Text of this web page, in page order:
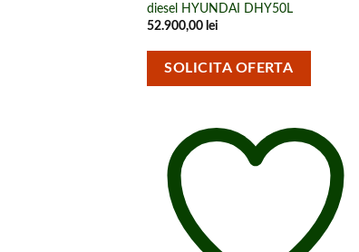
diesel HYUNDAI DHY50L
52.900,00 lei
SOLICITA OFERTA